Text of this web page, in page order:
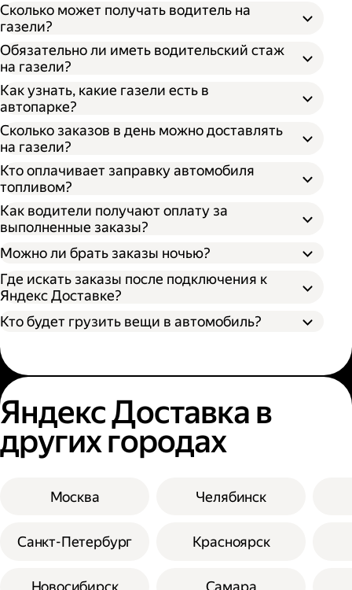
Сколько может получать водитель на
газели?
Обязательно ли иметь водительский стаж
на газели?
Как узнать, какие газели есть в
автопарке?
Сколько заказов в день можно доставлять
на газели?
Кто оплачивает заправку автомобиля
топливом?
Как водители получают оплату за
выполненные заказы?
Можно ли брать заказы ночью?
Где искать заказы после подключения к
Яндекс Доставке?
Кто будет грузить вещи в автомобиль?
Яндекс Доставка в
других городах
Москва
Санкт-Петербург
Новосибирск
Челябинск
Красноярск
Самара